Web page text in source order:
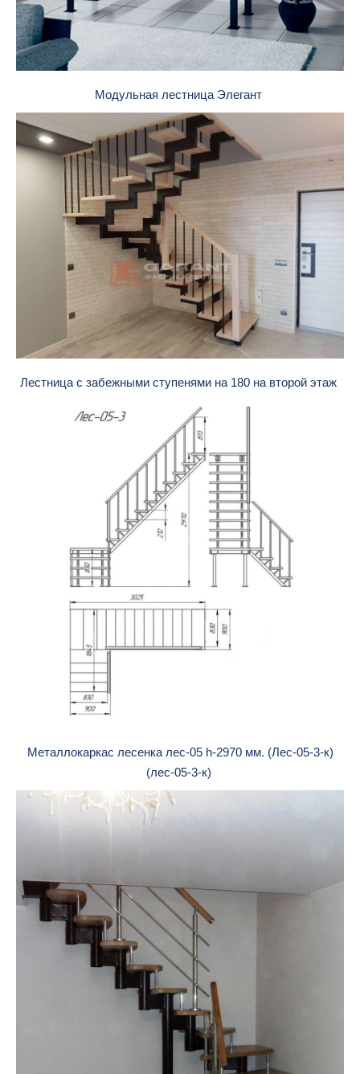
Модульная лестница Элегант
Лестница с забежными ступенями на 180 на второй этаж
Металлокаркас лесенка лес-05 h-2970 мм. (Лес-05-3-к)
(лес-05-3-к)